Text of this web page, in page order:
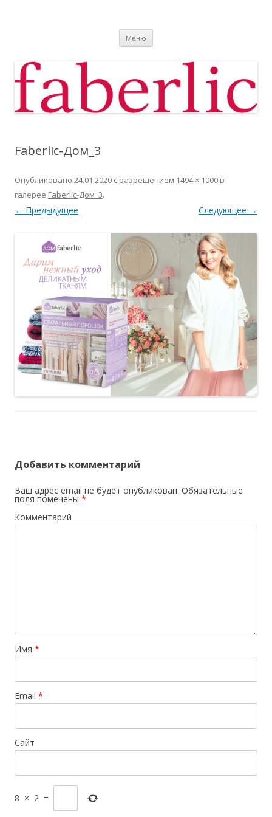
Меню
Faberlic-Дом_3
Опубликовано 24.01.2020 с разрешением 1494 × 1000 в
галерее Faberlic-Дом_3.
← Предыдущее Следующее →
Добавить комментарий
Ваш адрес email не будет опубликован. Обязательные
поля помечены *
Комментарий
Имя *
Email *
Сайт
8 × 2 =